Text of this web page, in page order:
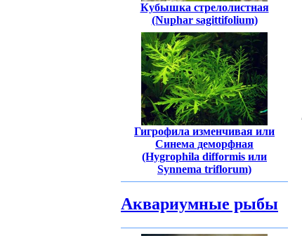
Кубышка стрелолистная
(Nuphar sagittifolium)
Гигрофила изменчивая или
Синема деморфная
(Hygrophila difformis или
Synnema triflorum)
Аквариумные рыбы